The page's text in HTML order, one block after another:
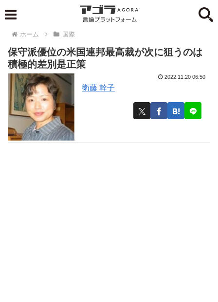
ホーム 国際
保守派優位の米国連邦最高裁が次に狙うのは
積極的差別是正策
衛藤 幹子
2022.11.20 06:50